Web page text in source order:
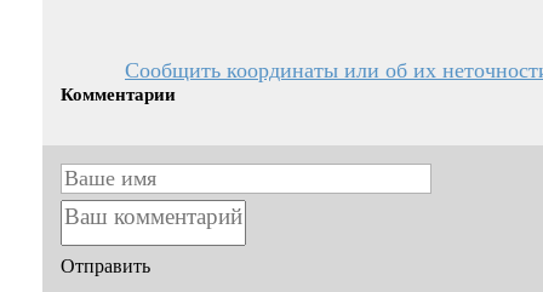
Сообщить координаты или об их
Комментарии
Отправить